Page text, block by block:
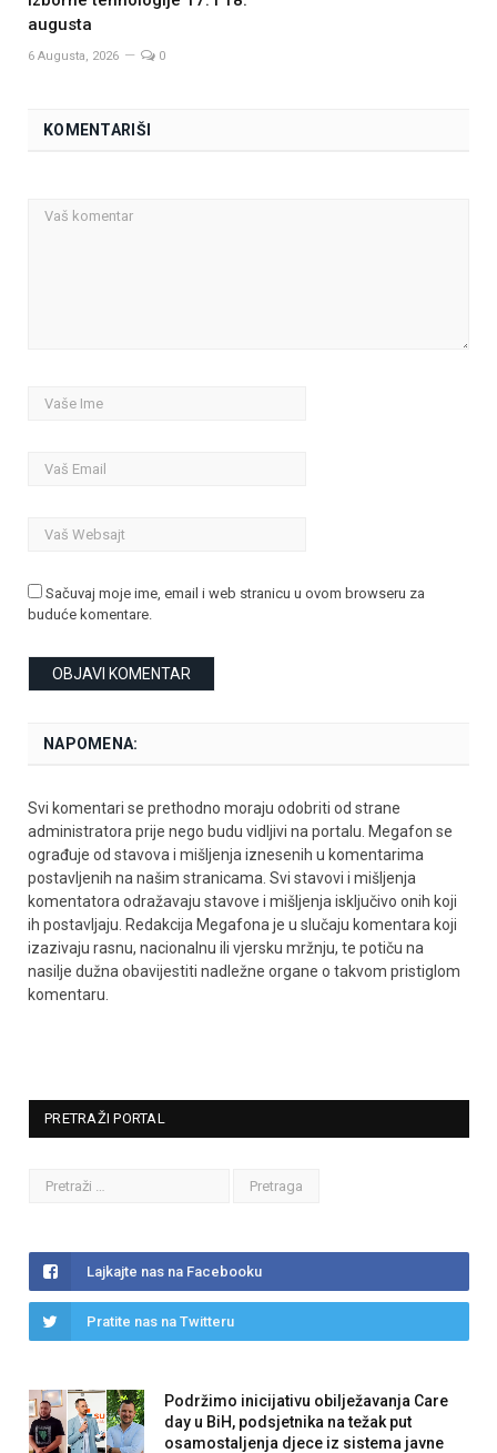
augusta
6 Augusta, 2026 0
KOMENTARIŠI
Sačuvaj moje ime, email i web stranicu u ovom browseru za
buduće komentare.
NAPOMENA:
Svi komentari se prethodno moraju odobriti od strane
administratora prije nego budu vidljivi na portalu. Megafon se
ograđuje od stavova i mišljenja iznesenih u komentarima
postavljenih na našim stranicama. Svi stavovi i mišljenja
komentatora odražavaju stavove i mišljenja isključivo onih koji
ih postavljaju. Redakcija Megafona je u slučaju komentara koji
izazivaju rasnu, nacionalnu ili vjersku mržnju, te potiču na
nasilje dužna obavijestiti nadležne organe o takvom pristiglom
komentaru.
PRETRAŽI PORTAL
Lajkajte nas na Facebooku
Pratite nas na Twitteru
Podržimo inicijativu obilježavanja Care
day u BiH, podsjetnika na težak put
osamostaljenja djece iz sistema javne